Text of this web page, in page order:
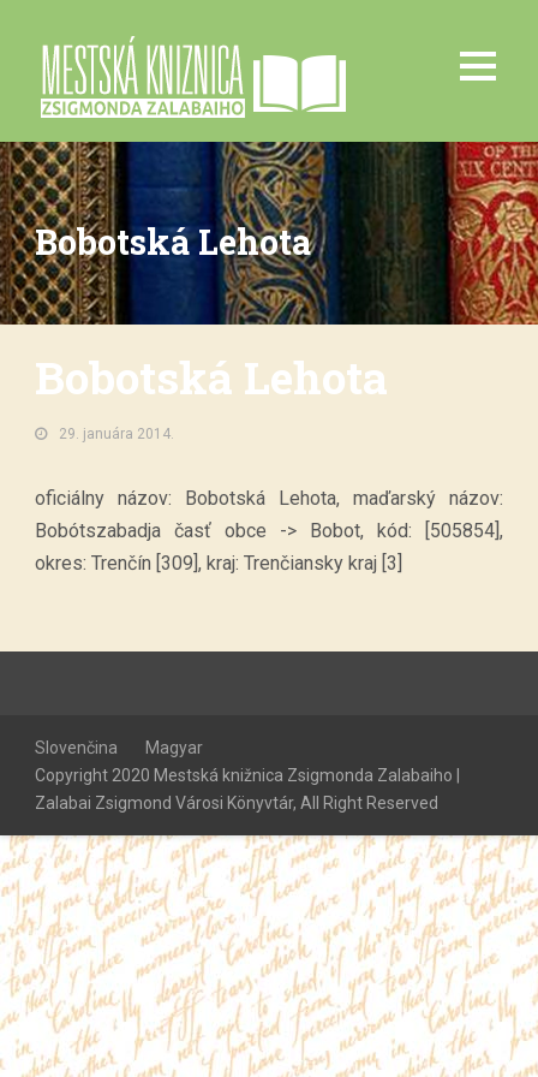
Bobotská Lehota
Bobotská Lehota
29. januára 2014.
oficiálny názov: Bobotská Lehota, maďarský názov:
Bobótszabadja časť obce -> Bobot, kód: [505854],
okres: Trenčín [309], kraj: Trenčiansky kraj [3]
Slovenčina
Magyar
Copyright 2020 Mestská knižnica Zsigmonda Zalabaiho |
Zalabai Zsigmond Városi Könyvtár, All Right Reserved